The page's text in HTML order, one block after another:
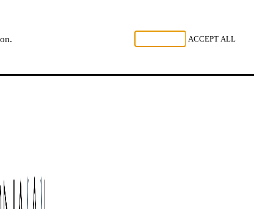
ACCEPT ALL